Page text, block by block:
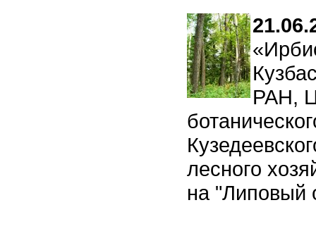
РАН,
лесного
на "Липовый